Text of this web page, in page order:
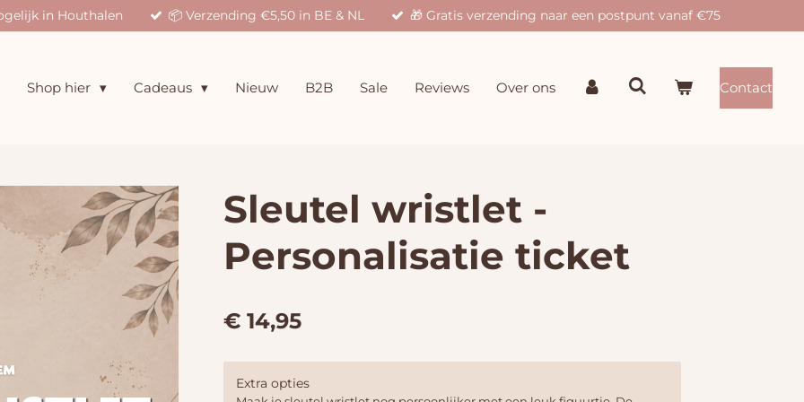
in Houthalen 📦 Verzending €5,50 in BE & NL 🎁 Gratis verzending naar een postpunt vanaf €75
Shop hier Cadeaus Nieuw B2B Sale Reviews Over ons Contact
Sleutel wristlet -
Personalisatie ticket
€ 14,95
Extra opties